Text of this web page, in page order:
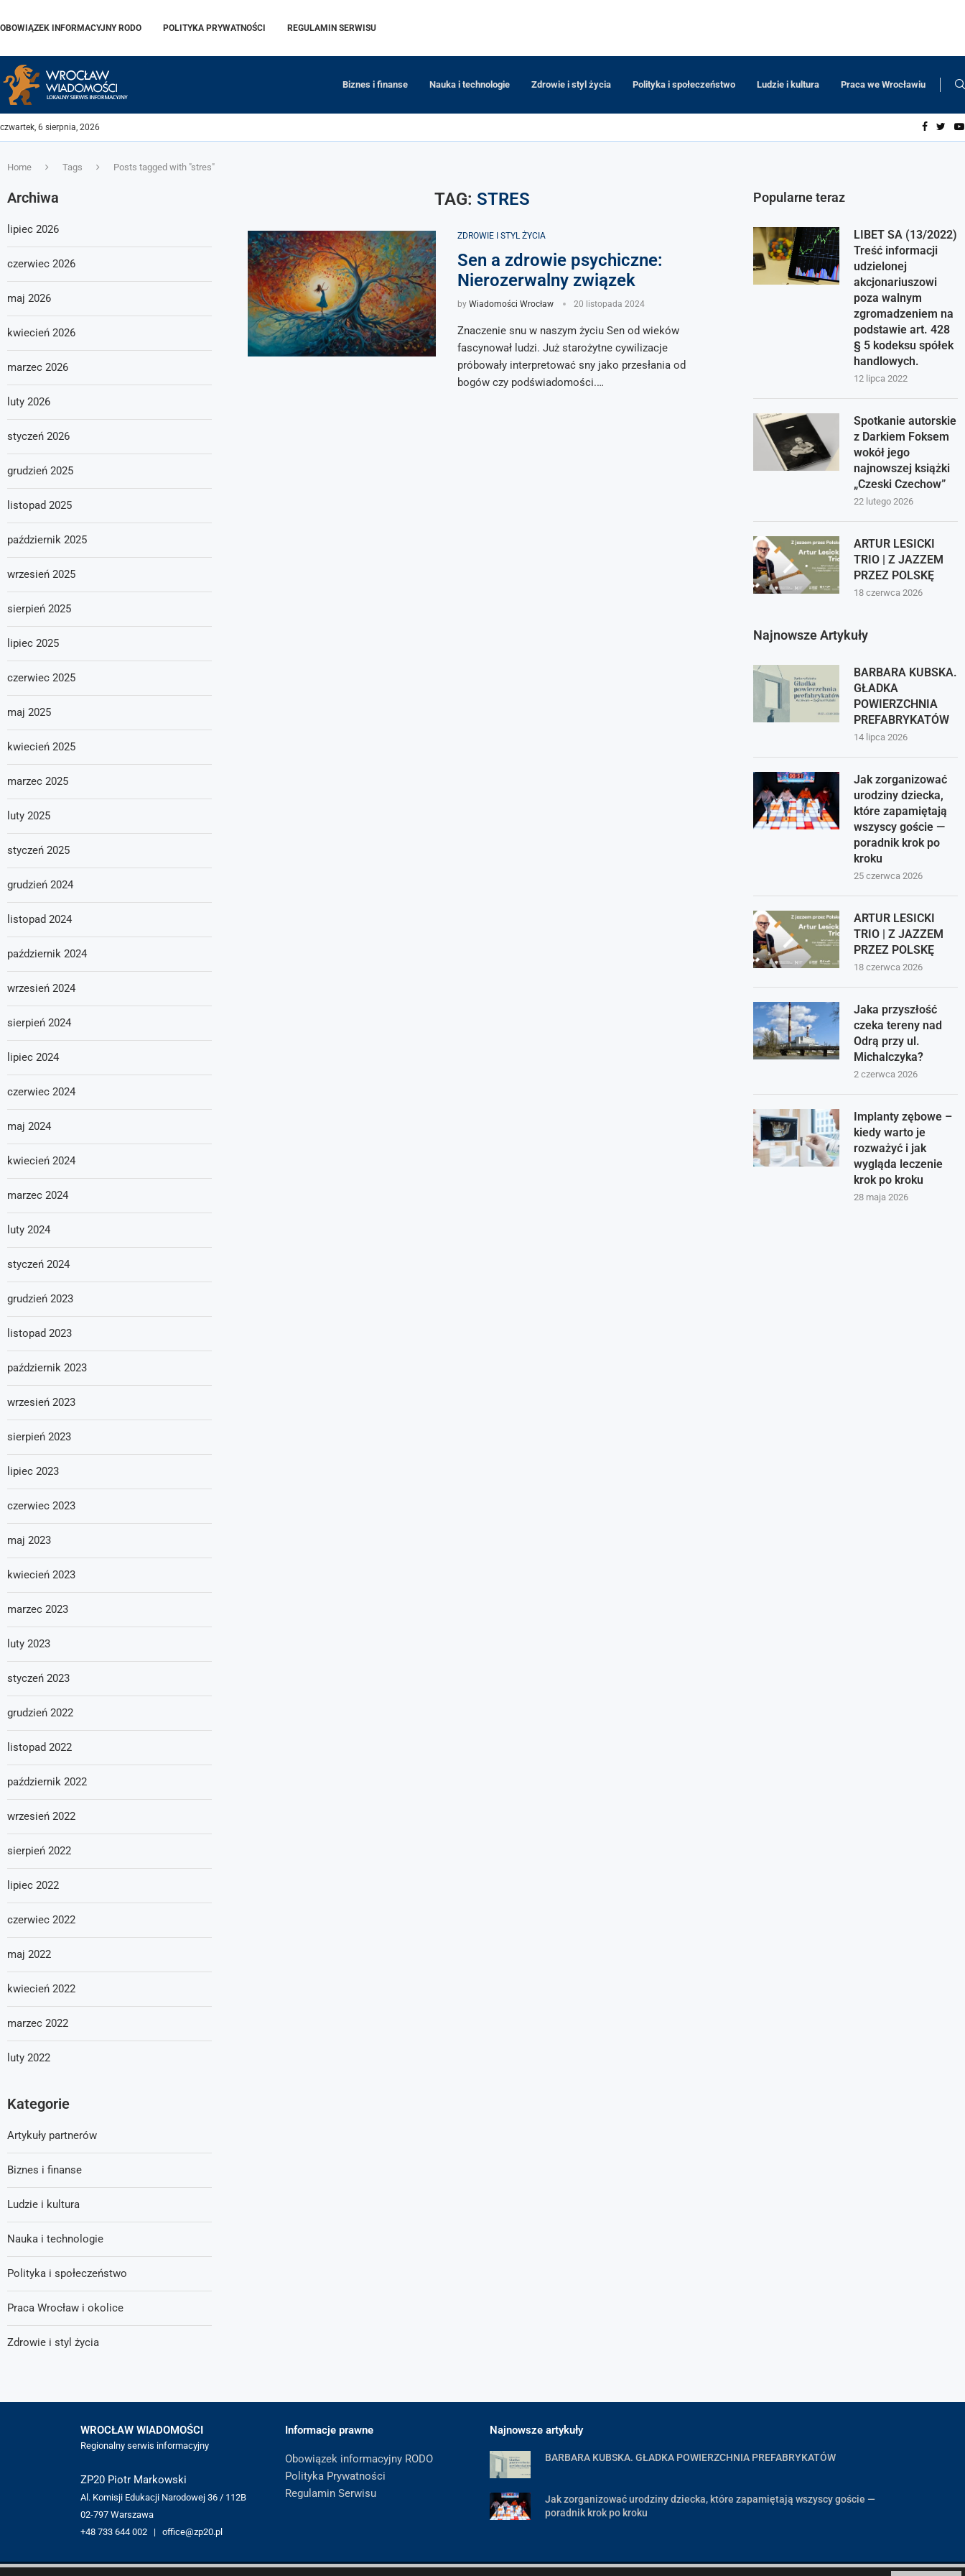
OBOWIĄZEK INFORMACYJNY RODO POLITYKA PRYWATNOŚCI REGULAMIN SERWISU
Biznes i finanse Nauka i technologie Zdrowie i styl życia Polityka i społeczeństwo Ludzie i kultura Praca we Wrocławiu
czwartek, 6 sierpnia, 2026
Home Tags Posts tagged with "stres"
TAG:STRES
ZDROWIE I STYL ŻYCIA
Sen a zdrowie psychiczne:
Nierozerwalny związek
by Wiadomości Wrocław 20 listopada 2024
Znaczenie snu w naszym życiu Sen od wieków
fascynował ludzi. Już starożytne cywilizacje
próbowały interpretować sny jako przesłania od
bogów czy podświadomości.…
Popularne teraz
LIBET SA (13/2022)
Treść informacji
udzielonej
akcjonariuszowi
poza walnym
zgromadzeniem na
podstawie art. 428
§ 5 kodeksu spółek
handlowych.
12 lipca 2022
Spotkanie autorskie
z Darkiem Foksem
wokół jego
najnowszej książki
„Czeski Czechow”
22 lutego 2026
ARTUR LESICKI
TRIO | Z JAZZEM
PRZEZ POLSKĘ
18 czerwca 2026
Najnowsze Artykuły
BARBARA KUBSKA.
GŁADKA
POWIERZCHNIA
PREFABRYKATÓW
14 lipca 2026
Jak zorganizować
urodziny dziecka,
które zapamiętają
wszyscy goście —
poradnik krok po
kroku
25 czerwca 2026
ARTUR LESICKI
TRIO | Z JAZZEM
PRZEZ POLSKĘ
18 czerwca 2026
Jaka przyszłość
czeka tereny nad
Odrą przy ul.
Michalczyka?
2 czerwca 2026
Implanty zębowe –
kiedy warto je
rozważyć i jak
wygląda leczenie
krok po kroku
28 maja 2026
Archiwa
lipiec 2026
czerwiec 2026
maj 2026
kwiecień 2026
marzec 2026
luty 2026
styczeń 2026
grudzień 2025
listopad 2025
październik 2025
wrzesień 2025
sierpień 2025
lipiec 2025
czerwiec 2025
maj 2025
kwiecień 2025
marzec 2025
luty 2025
styczeń 2025
grudzień 2024
listopad 2024
październik 2024
wrzesień 2024
sierpień 2024
lipiec 2024
czerwiec 2024
maj 2024
kwiecień 2024
marzec 2024
luty 2024
styczeń 2024
grudzień 2023
listopad 2023
październik 2023
wrzesień 2023
sierpień 2023
lipiec 2023
czerwiec 2023
maj 2023
kwiecień 2023
marzec 2023
luty 2023
styczeń 2023
grudzień 2022
listopad 2022
październik 2022
wrzesień 2022
sierpień 2022
lipiec 2022
czerwiec 2022
maj 2022
kwiecień 2022
marzec 2022
luty 2022
Kategorie
Artykuły partnerów
Biznes i finanse
Ludzie i kultura
Nauka i technologie
Polityka i społeczeństwo
Praca Wrocław i okolice
Zdrowie i styl życia
WROCŁAW WIADOMOŚCI
Regionalny serwis informacyjny
ZP20 Piotr Markowski
Al. Komisji Edukacji Narodowej 36 / 112B
02-797 Warszawa
+48 733 644 002 | office@zp20.pl
Informacje prawne
Obowiązek informacyjny RODO
Polityka Prywatności
Regulamin Serwisu
Najnowsze artykuły
BARBARA KUBSKA. GŁADKA POWIERZCHNIA PREFABRYKATÓW
Jak zorganizować urodziny dziecka, które zapamiętają wszyscy goście —
poradnik krok po kroku